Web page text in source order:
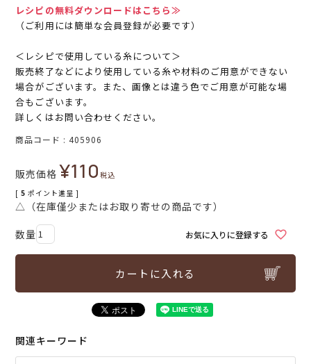
レシピの無料ダウンロードはこちら≫
（ご利用には簡単な会員登録が必要です）
＜レシピで使用している糸について＞
販売終了などにより使用している糸や材料のご用意ができない
場合がございます。また、画像とは違う色でご用意が可能な場
合もございます。
詳しくはお問い合わせください。
商品コード 405906
販売価格 ¥110税込
[ 5 ポイント進呈 ]
△（在庫僅少またはお取り寄せの商品です）
お気に入りに登録する
カートに入れる
関連キーワード